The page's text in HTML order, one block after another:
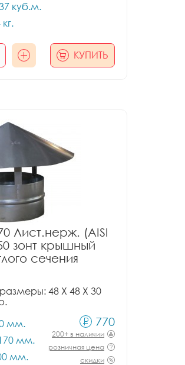
куб.м.
КУПИТЬ
Лист.нерж. (AISI
зонт крышный
сечения
48 X 48 X 30
мм.
мм.
мм.
770
200+ в наличии
розничная цена
скидки